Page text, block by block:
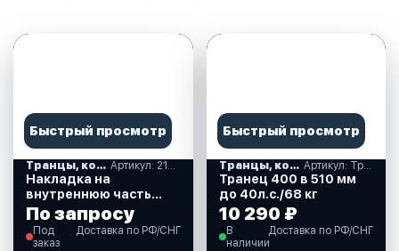
Быстрый просмотр
Транцы, комплектующие Артикул: 210372
Накладка на
внутреннюю часть
транца надувной
лодки (210372)
По запросу
Под
заказ
Доставка по РФ/СНГ
Быстрый просмотр
Транцы, комплектующие Артикул: Транец 400
Транец 400 в 510 мм
до 40л.с./68 кг
10 290 ₽
В
наличии
Доставка по РФ/СНГ